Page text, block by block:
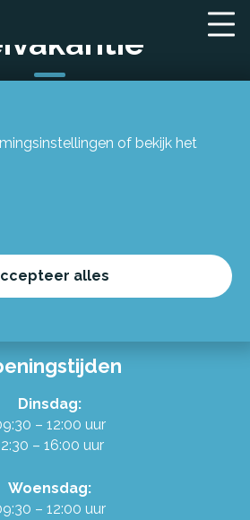
Ruilwinkel
Ruilwinkel
15
grote trap omhoog)
Dinsdag:
– 12:00 uur
– 16:00 uur
Woensdag:
– 12:00 uur
of bekijk het
alles